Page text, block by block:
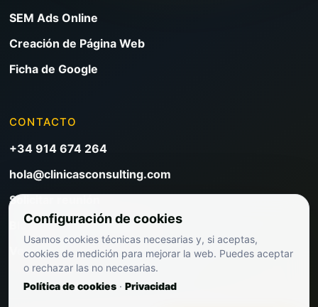
SEM Ads Online
Creación de Página Web
Ficha de Google
CONTACTO
+34 914 674 264
hola@clinicasconsulting.com
Solicitar reunión
Blog de marketing clínico
Ver precios
Configuración de cookies
Usamos cookies técnicas necesarias y, si aceptas,
cookies de medición para mejorar la web. Puedes aceptar
o rechazar las no necesarias.
Política de cookies · Privacidad